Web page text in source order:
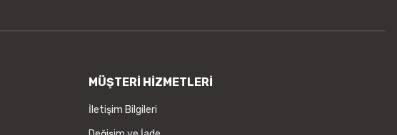
MÜŞTERİ HİZMETLERİ
İletişim Bilgileri